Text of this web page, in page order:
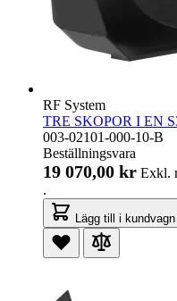
RF System
TRE SKOPOR I EN
003-02101-000-10-B
Beställningsvara
19 070,00 kr Exkl.
.
Lägg till i kundvagn